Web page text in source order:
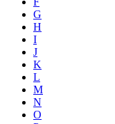
G
H
I
J
K
L
M
N
O